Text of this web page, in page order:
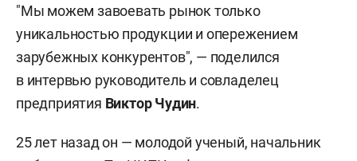
"Мы можем завоевать рынок только
уникальностью продукции и опережением
зарубежных конкурентов", — поделился
в интервью руководитель и совладелец
предприятия Виктор Чудин.
25 лет назад он — молодой ученый, начальник